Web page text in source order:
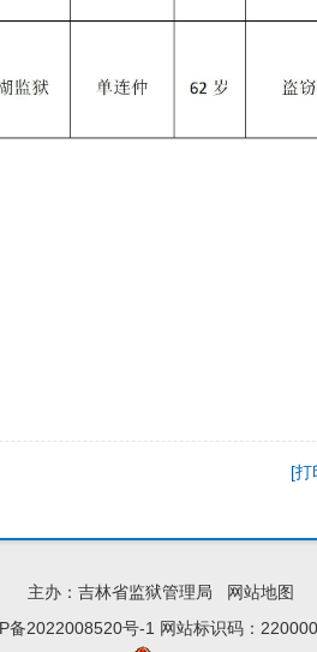
[打
主办：吉林省监狱管理局
网站地图
备2022008520号-1 网站标识码：